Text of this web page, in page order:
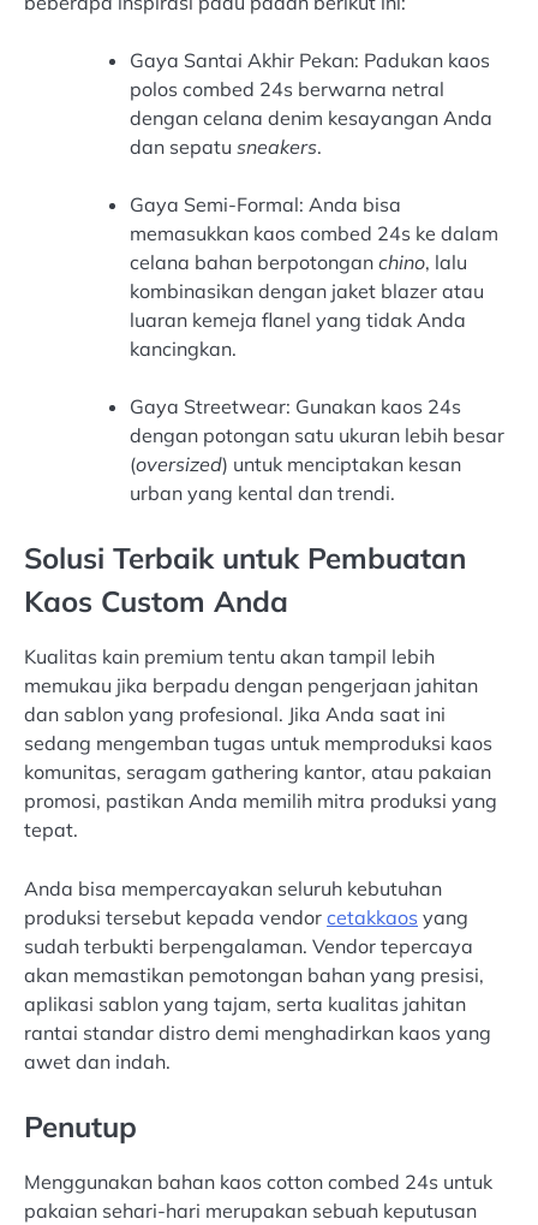
Gaya Santai Akhir Pekan: Padukan kaos
polos combed 24s berwarna netral
dengan celana denim kesayangan Anda
dan sepatu sneakers.
Gaya Semi-Formal: Anda bisa
memasukkan kaos combed 24s ke dalam
celana bahan berpotongan chino, lalu
kombinasikan dengan jaket blazer atau
luaran kemeja flanel yang tidak Anda
kancingkan.
Gaya Streetwear: Gunakan kaos 24s
dengan potongan satu ukuran lebih besar
(oversized) untuk menciptakan kesan
urban yang kental dan trendi.
Solusi Terbaik untuk Pembuatan
Kaos Custom Anda
Kualitas kain premium tentu akan tampil lebih
memukau jika berpadu dengan pengerjaan jahitan
dan sablon yang profesional. Jika Anda saat ini
sedang mengemban tugas untuk memproduksi kaos
komunitas, seragam gathering kantor, atau pakaian
promosi, pastikan Anda memilih mitra produksi yang
tepat.
Anda bisa mempercayakan seluruh kebutuhan
produksi tersebut kepada vendor cetakkaos yang
sudah terbukti berpengalaman. Vendor tepercaya
akan memastikan pemotongan bahan yang presisi,
aplikasi sablon yang tajam, serta kualitas jahitan
rantai standar distro demi menghadirkan kaos yang
awet dan indah.
Penutup
Menggunakan bahan kaos cotton combed 24s untuk
pakaian sehari-hari merupakan sebuah keputusan